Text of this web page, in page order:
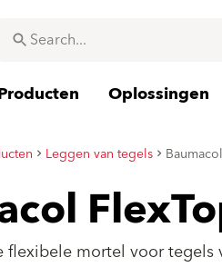
Oplossingen
Leggen van tegels
mortel voor tegels